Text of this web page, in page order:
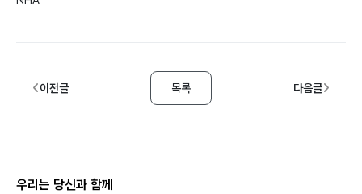
이전글 목록 다음글
우리는 당신과 함께